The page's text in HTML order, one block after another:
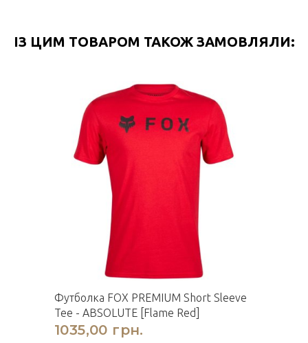
ІЗ ЦИМ ТОВАРОМ ТАКОЖ ЗАМОВЛЯЛИ:
Футболка FOX PREMIUM Short Sleeve
Tee - ABSOLUTE [Flame Red]
1035,00 грн.